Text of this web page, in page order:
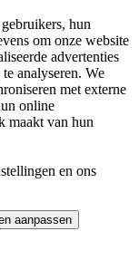
hun
om onze website
advertenties
analyseren. We
met externe
online
maakt van hun
en ons
aanpassen